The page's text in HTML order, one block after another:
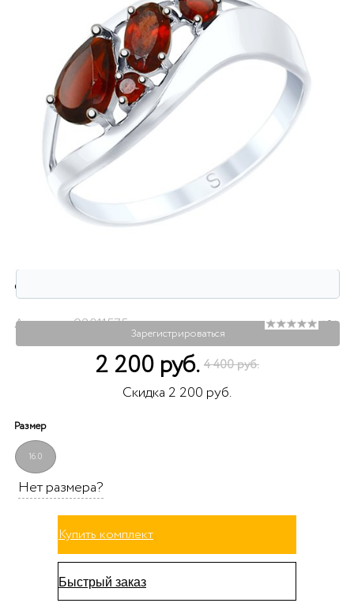
92011575 Кольцо (Ag 925)
Артикул: 92011575 ( 0 )
2 200 руб. 4 400 руб.
Скидка 2 200 руб.
Размер
16.0
Нет размера?
Купить комплект
Быстрый заказ
Защита от автоматической регистрации
Зарегистрироваться